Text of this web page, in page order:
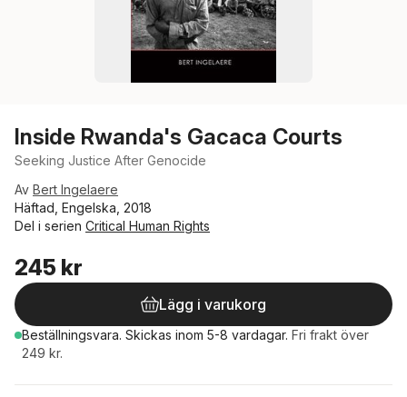
Inside Rwanda's Gacaca Courts
Seeking Justice After Genocide
Av Bert Ingelaere
Häftad, Engelska, 2018
Del i serien Critical Human Rights
245 kr
Lägg i varukorg
Beställningsvara. Skickas inom 5-8 vardagar. Fri frakt över
249 kr.